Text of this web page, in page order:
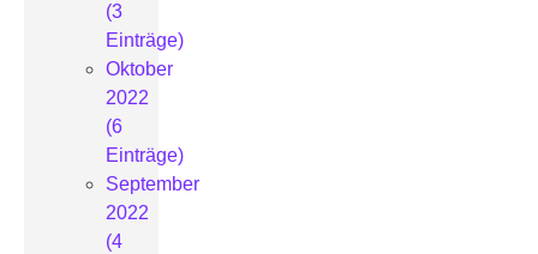
(3
Einträge)
Oktober
2022
(6
Einträge)
September
2022
(4